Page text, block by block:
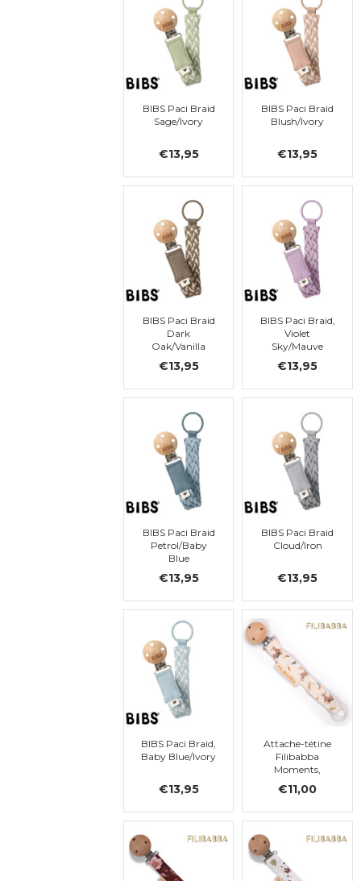
BIBS Paci Braid
Sage/Ivory
€13,95
BIBS Paci Braid
Blush/Ivory
€13,95
BIBS Paci Braid
Dark
Oak/Vanilla
€13,95
BIBS Paci Braid,
Violet
Sky/Mauve
€13,95
BIBS Paci Braid
Petrol/Baby
Blue
€13,95
BIBS Paci Braid
Cloud/Iron
€13,95
BIBS Paci Braid,
Baby Blue/Ivory
€13,95
Attache-tétine
Filibabba
Moments,
Carrot Thief
€11,00